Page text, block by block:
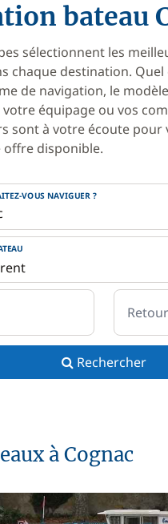
bateau
sélectionnent les
chaque destination.
de navigation, le
équipage ou vos
sont à votre écoute pour
offre disponible.
VOUS NAVIGUER ?
Retour
Rechercher
à Cognac